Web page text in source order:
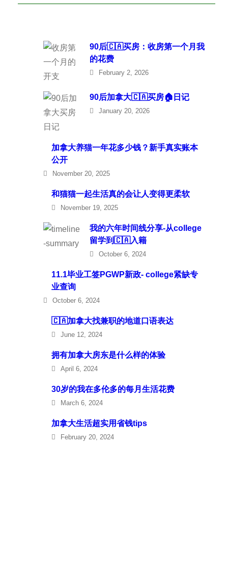
90后🇨🇦买房：收房第一个月我
的花费
February 2, 2026
90后加拿大🇨🇦买房🏠日记
January 20, 2026
加拿大养猫一年花多少钱？新手真实账本
公开
November 20, 2025
和猫猫一起生活真的会让人变得更柔软
November 19, 2025
我的六年时间线分享-从college
留学到🇨🇦入籍
October 6, 2024
11.1毕业工签PGWP新政- college紧缺专
业查询
October 6, 2024
🇨🇦加拿大找兼职的地道口语表达
June 12, 2024
拥有加拿大房东是什么样的体验
April 6, 2024
30岁的我在多伦多的每月生活花费
March 6, 2024
加拿大生活超实用省钱tips
February 20, 2024